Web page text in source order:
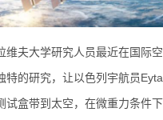
维夫大学研究人员最近在国际
特的研究，让以色列宇航员
试盒带到太空， 在微重力条件